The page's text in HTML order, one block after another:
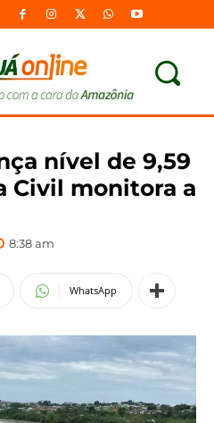
nível de 9,59
Civil monitora a
8:38 am
WhatsApp